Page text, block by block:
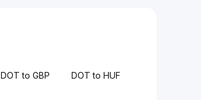
DOT to GBP DOT to HUF